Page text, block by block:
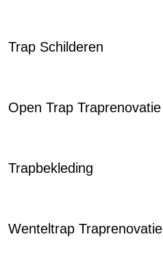
Trap Schilderen
Open Trap Traprenovatie
Trapbekleding
Wenteltrap Traprenovatie